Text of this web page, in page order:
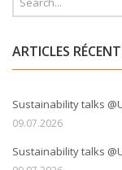
ARTICLES
Sustainability talks
09.07.2026
Sustainability talks